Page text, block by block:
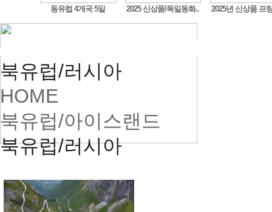
2025 신상품!독일동화.. 2025년 신상품 프
동유럽 4개국 5일
북유럽/러시아
HOME
북유럽/아이스랜드
북유럽/러시아